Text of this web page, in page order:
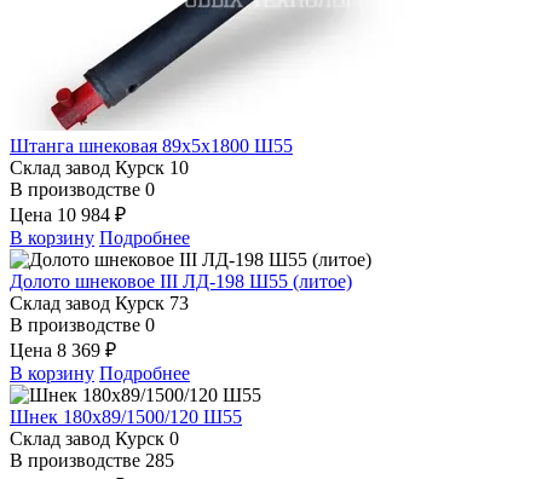
Штанга шнековая 89х5х1800 Ш55
Склад завод Курск 10
В производстве 0
Цена 10 984 ₽
В корзину Подробнее
Долото шнековое III ЛД-198 Ш55 (литое)
Склад завод Курск 73
В производстве 0
Цена 8 369 ₽
В корзину Подробнее
Шнек 180х89/1500/120 Ш55
Склад завод Курск 0
В производстве 285